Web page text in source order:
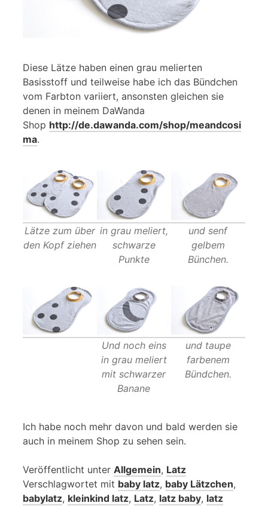
Diese Lätze haben einen grau melierten
Basisstoff und teilweise habe ich das Bündchen
vom Farbton variiert, ansonsten gleichen sie
denen in meinem DaWanda
Shop http://de.dawanda.com/shop/meandcosi
ma.
Lätze zum über
den Kopf ziehen
in grau meliert,
schwarze
Punkte
und senf
gelbem
Bünchen.
Und noch eins
in grau meliert
mit schwarzer
Banane
und taupe
farbenem
Bündchen.
Ich habe noch mehr davon und bald werden sie
auch in meinem Shop zu sehen sein.
Veröffentlicht unter Allgemein, Latz
Verschlagwortet mit baby latz, baby Lätzchen,
babylatz, kleinkind latz, Latz, latz baby, latz